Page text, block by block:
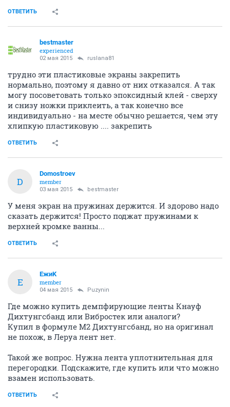
ОТВЕТИТЬ
bestmaster
experienced
02 мая 2015 ruslana81
трудно эти пластиковые экраны закрепить
нормально, поэтому я давно от них отказался. А так
могу посоветовать только эпоксидный клей - сверху
и снизу ножки приклеить, а так конечно все
индивидуально - на месте обычно решается, чем эту
хлипкую пластиковую .... закрепить
ОТВЕТИТЬ
D
Domostroev
member
03 мая 2015 bestmaster
У меня экран на пружинах держится. И здорово надо
сказать держится! Просто поджат пружинами к
верхней кромке ванны...
ОТВЕТИТЬ
Е
ЕжиK
member
04 мая 2015 Puzynin
Где можно купить демпфирующие ленты Кнауф
Дихтунгсбанд или Вибростек или аналоги?
Купил в формуле М2 Дихтунгсбанд, но на оригинал
не похож, в Леруа лент нет.
Такой же вопрос. Нужна лента уплотнительная для
перегородки. Подскажите, где купить или что можно
взамен использовать.
ОТВЕТИТЬ